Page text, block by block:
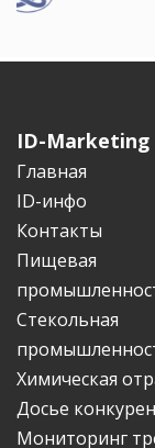
ID-Marketing
Главная
ID-инфо
Контакты
Пищевая
Стекольная
Химическая
Досье
Мониторинг